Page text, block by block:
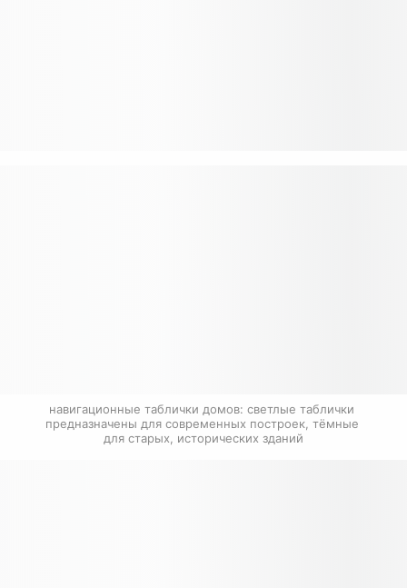
навигационные таблички домов: светлые таблички
предназначены для современных построек, тёмные
для старых, исторических зданий